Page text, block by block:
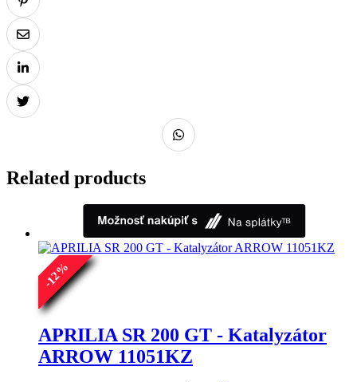
Related products
-
12
%
APRILIA SR 200 GT - Katalyzátor
ARROW 11051KZ